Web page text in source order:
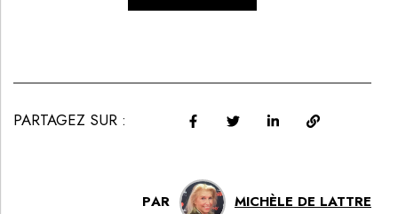
PARTAGEZ SUR :
PAR MICHÈLE DE LATTRE